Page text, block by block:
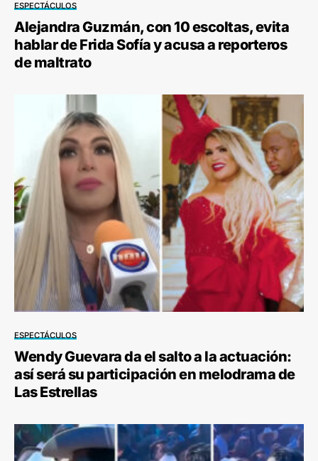
ESPECTÁCULOS
Alejandra Guzmán, con 10 escoltas, evita
hablar de Frida Sofía y acusa a reporteros
de maltrato
ESPECTÁCULOS
Wendy Guevara da el salto a la actuación:
así será su participación en melodrama de
Las Estrellas